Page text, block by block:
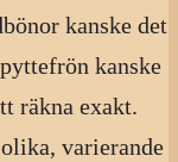
kanske det
kanske
räkna exakt.
varierande